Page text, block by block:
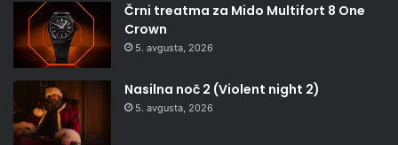
Črni treatma za Mido Multifort 8 One
Crown
5. avgusta, 2026
Nasilna noč 2 (Violent night 2)
5. avgusta, 2026